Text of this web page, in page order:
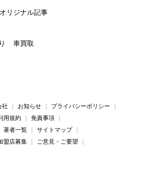
オリジナル記事
車買取
社 お知らせ
プライバシーポリシー
用規約
免責事項
著者一覧
サイトマップ
盟店募集
ご意見・ご要望